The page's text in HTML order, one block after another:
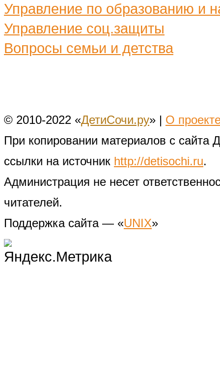
Управление по образованию и
Управление соц.защиты
Вопросы семьи и детства
© 2010-2022 «ДетиСочи.ру» | О
При копировании материалов с сайта
ссылки на источник http://detisochi.ru.
Администрация не несет
читателей.
Поддержка сайта — «UNIX»